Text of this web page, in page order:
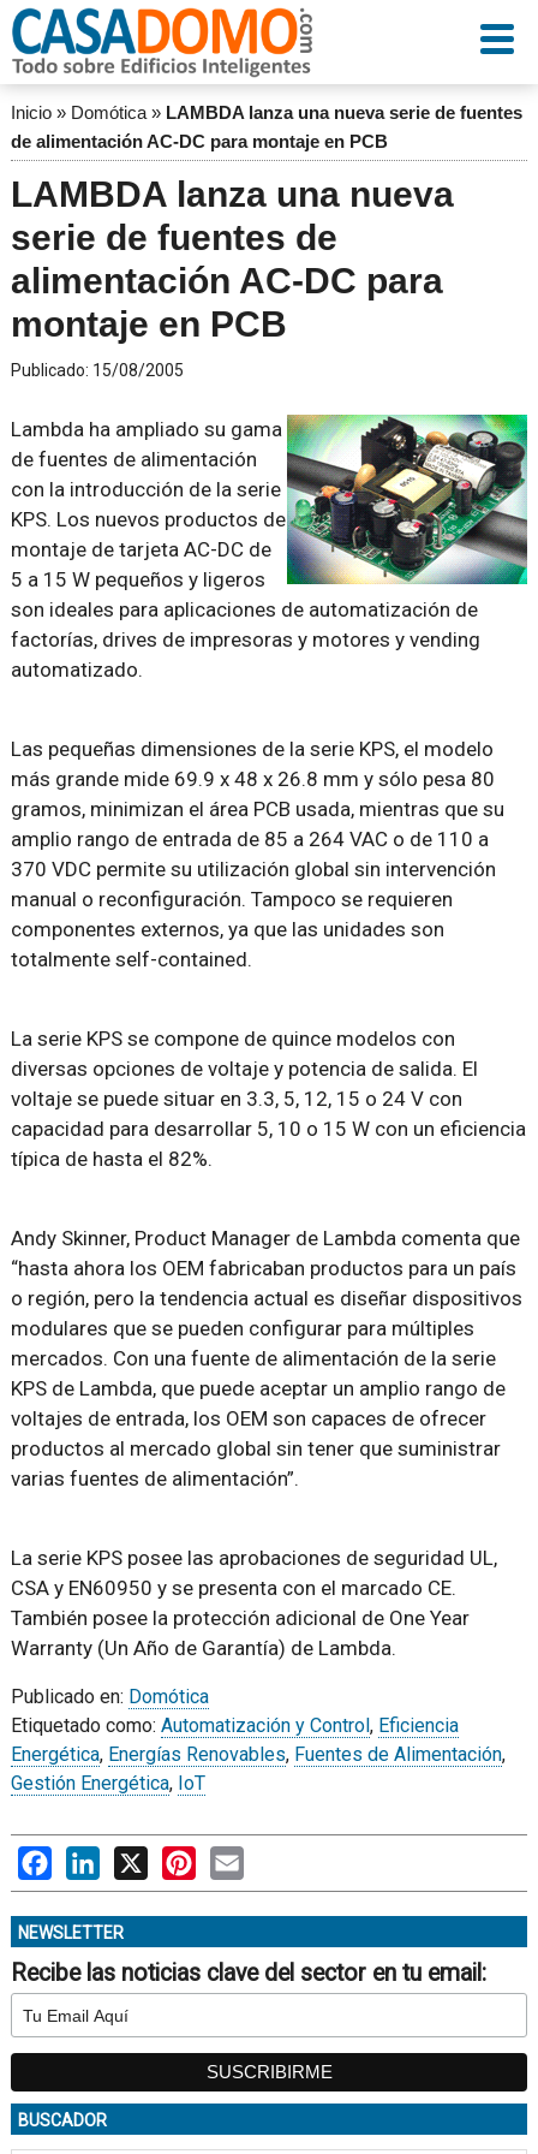
Inicio» Domótica» LAMBDA lanza una nueva serie de fuentes
de alimentación AC-DC para montaje en PCB
LAMBDA lanza una nueva
serie de fuentes de
alimentación AC-DC para
montaje en PCB
Publicado: 15/08/2005
Lambda ha ampliado su gama
de fuentes de alimentación
con la introducción de la serie
KPS. Los nuevos productos de
montaje de tarjeta AC-DC de
5 a 15 W pequeños y ligeros
son ideales para aplicaciones de automatización de
factorías, drives de impresoras y motores y vending
automatizado.
Las pequeñas dimensiones de la serie KPS, el modelo
más grande mide 69.9 x 48 x 26.8 mm y sólo pesa 80
gramos, minimizan el área PCB usada, mientras que su
amplio rango de entrada de 85 a 264 VAC o de 110 a
370 VDC permite su utilización global sin intervención
manual o reconfiguración. Tampoco se requieren
componentes externos, ya que las unidades son
totalmente self-contained.
La serie KPS se compone de quince modelos con
diversas opciones de voltaje y potencia de salida. El
voltaje se puede situar en 3.3, 5, 12, 15 o 24 V con
capacidad para desarrollar 5, 10 o 15 W con un eficiencia
típica de hasta el 82%.
Andy Skinner, Product Manager de Lambda comenta que
“hasta ahora los OEM fabricaban productos para un país
o región, pero la tendencia actual es diseñar dispositivos
modulares que se pueden configurar para múltiples
mercados. Con una fuente de alimentación de la serie
KPS de Lambda, que puede aceptar un amplio rango de
voltajes de entrada, los OEM son capaces de ofrecer
productos al mercado global sin tener que suministrar
varias fuentes de alimentación”.
La serie KPS posee las aprobaciones de seguridad UL,
CSA y EN60950 y se presenta con el marcado CE.
También posee la protección adicional de One Year
Warranty (Un Año de Garantía) de Lambda.
Publicado en: Domótica
Etiquetado como: Automatización y Control, Eficiencia
Energética, Energías Renovables, Fuentes de Alimentación,
Gestión Energética, IoT
FacebookLinkedIn
X PinterestEmail
NEWSLETTER
Recibe las noticias clave del sector en tu email:
BUSCADOR